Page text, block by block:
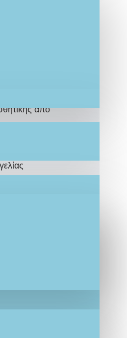
Το σετ
για τη
από